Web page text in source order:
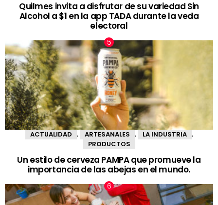
Quilmes invita a disfrutar de su variedad Sin
Alcohol a $1 en la app TADA durante la veda
electoral
ACTUALIDAD ARTESANALES LA INDUSTRIA
PRODUCTOS
Un estilo de cerveza PAMPA que promueve la
importancia de las abejas en el mundo.